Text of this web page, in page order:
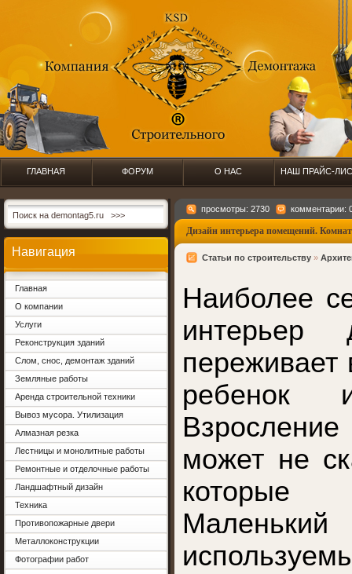
ГЛАВНАЯ ФОРУМ О НАС НАШ ПРАЙС-
Навигация
Главная
О компании
Услуги
Реконструкция зданий
Слом, снос, демонтаж зданий
Земляные работы
Аренда строительной техники
Вывоз мусора. Утилизация
Алмазная резка
Лестницы и монолитные работы
Ремонтные и отделочные работы
Ландшафтный дизайн
Техника
Противопожарные двери
Металлоконструкции
Фотографии работ
просмотры: 2730 комментарии:
Дизайн интерьера помещений.
Статьи по строительству »
Наиболее
интерьер
переживает
ребенок
может не
которые